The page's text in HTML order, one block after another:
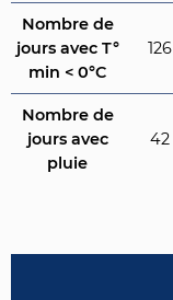
Nombre de
jours avec T°
min < 0°C
126
Nombre de
jours avec
pluie
42